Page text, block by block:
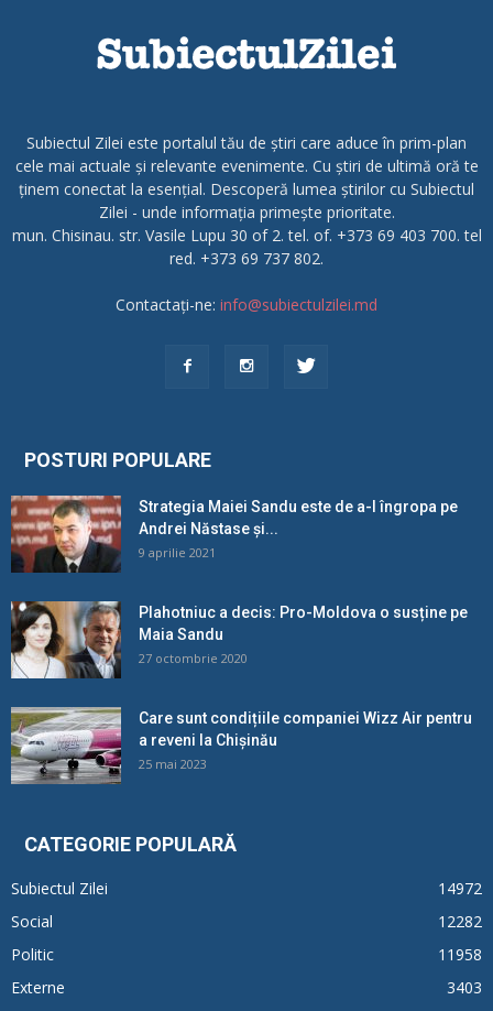
Subiectul Zilei este portalul tău de știri care aduce în prim-plan
cele mai actuale și relevante evenimente. Cu știri de ultimă oră te
ținem conectat la esențial. Descoperă lumea știrilor cu Subiectul
Zilei - unde informația primește prioritate.
mun. Chisinau. str. Vasile Lupu 30 of 2. tel. of. +373 69 403 700. tel
red. +373 69 737 802.
Contactați-ne: info@subiectulzilei.md
POSTURI POPULARE
Strategia Maiei Sandu este de a-l îngropa pe
Andrei Năstase și...
9 aprilie 2021
Plahotniuc a decis: Pro-Moldova o susține pe
Maia Sandu
27 octombrie 2020
Care sunt condițiile companiei Wizz Air pentru
a reveni la Chișinău
25 mai 2023
CATEGORIE POPULARĂ
Subiectul Zilei
14972
Social
12282
Politic
11958
Externe
3403